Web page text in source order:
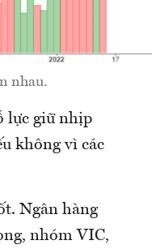
nhau.
lực giữ nhịp
không vì các
Ngân hàng
nhóm VIC,